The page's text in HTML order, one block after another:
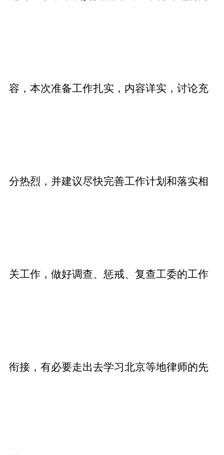
容，本次准备工作扎实，内容详实，讨论充
分热烈，并建议尽快完善工作计划和落实相
关工作，做好调查、惩戒、复查工委的工作
衔接，有必要走出去学习北京等地律师的先